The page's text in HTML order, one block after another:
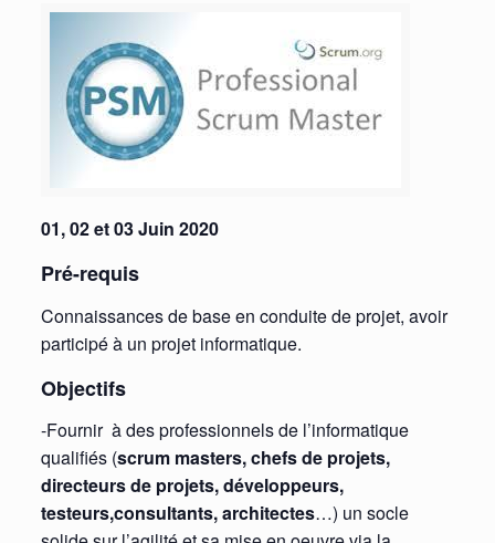
01, 02 et 03 Juin 2020
Pré-requis
Connaissances de base en conduite de projet, avoir
participé à un projet informatique.
Objectifs
-Fournir à des professionnels de l’informatique
qualifiés (scrum masters, chefs de projets,
directeurs de projets, développeurs,
testeurs,consultants, architectes…) un socle